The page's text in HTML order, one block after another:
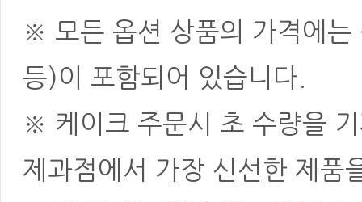
※ 모든 옵션 상품의 가격에는
등)이 포함되어 있습니다.
※ 케이크 주문시 초 수량을
제과점에서 가장 신선한 제품